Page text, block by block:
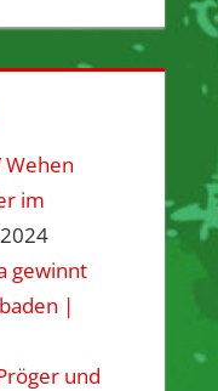
Wehen
im
gewinnt
|
und